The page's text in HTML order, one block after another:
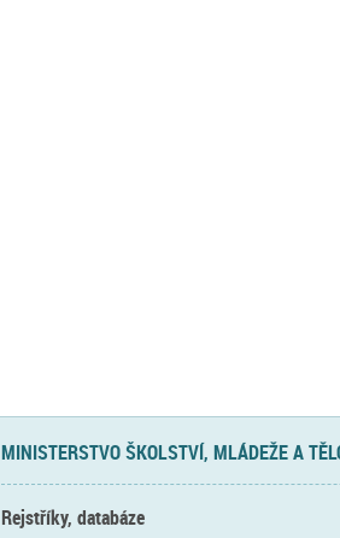
MINISTERSTVO ŠKOLSTVÍ, MLÁDEŽE A
Rejstříky, databáze